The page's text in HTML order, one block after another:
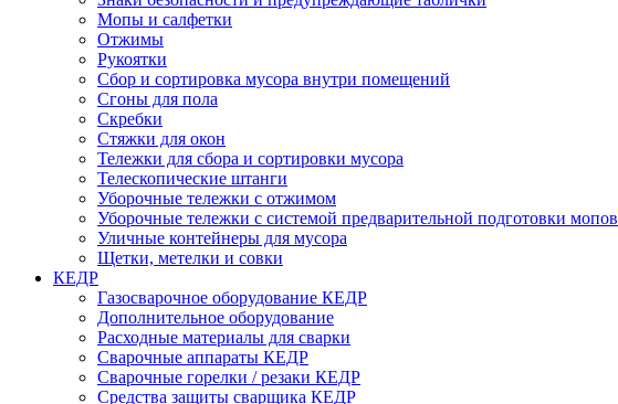
Мопы и салфетки
Отжимы
Рукоятки
Сбор и сортировка мусора внутри помещений
Сгоны для пола
Скребки
Стяжки для окон
Тележки для сбора и сортировки мусора
Телескопические штанги
Уборочные тележки с отжимом
Уборочные тележки с системой предварительной подготовки мопов
Уличные контейнеры для мусора
Щетки, метелки и совки
КЕДР
Газосварочное оборудование КЕДР
Дополнительное оборудование
Расходные материалы для сварки
Сварочные аппараты КЕДР
Сварочные горелки / резаки КЕДР
Средства защиты сварщика КЕДР